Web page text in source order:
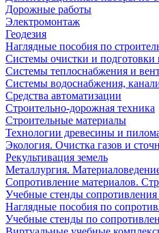
Дорожные работы
Электромонтаж
Геодезия
Наглядные пособия по
Системы очистки и подготовки
Системы теплоснабжения и
Системы водоснабжения,
Средства автоматизации
Строительно-дорожная техника
Строительные материалы
Технологии древесины и
Экология. Очистка газов и
Рекультивация земель
Металлургия.
Сопротивление материалов.
Учебные стенды сопротивления
Наглядные пособия по
Учебные стенды по